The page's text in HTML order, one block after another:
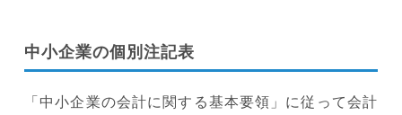
中小企業の個別注記表
「中小企業の会計に関する基本要領」に従って会計